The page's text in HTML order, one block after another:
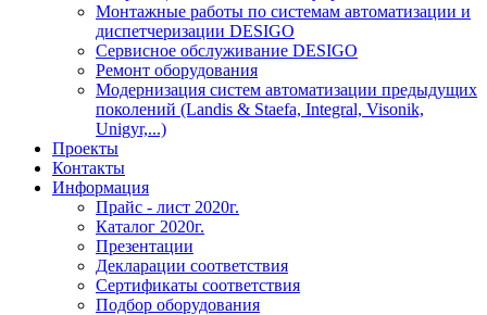
Монтажные работы по системам автоматизации и
диспетчеризации DESIGO
Сервисное обслуживание DESIGO
Ремонт оборудования
Модернизация систем автоматизации предыдущих
поколений (Landis & Staefa, Integral, Visonik,
Unigyr,...)
Проекты
Контакты
Информация
Прайс - лист 2020г.
Каталог 2020г.
Презентации
Декларации соответствия
Сертификаты соответствия
Подбор оборудования